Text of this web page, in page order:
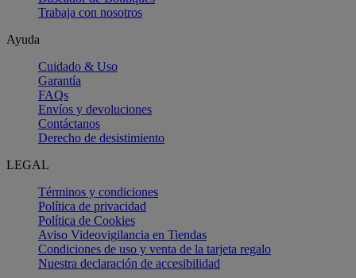
Trabaja con nosotros
Ayuda
Cuidado & Uso
Garantía
FAQs
Envíos y devoluciones
Contáctanos
Derecho de desistimiento
LEGAL
Términos y condiciones
Política de privacidad
Política de Cookies
Aviso Videovigilancia en Tiendas
Condiciones de uso y venta de la tarjeta regalo
Nuestra declaración de accesibilidad